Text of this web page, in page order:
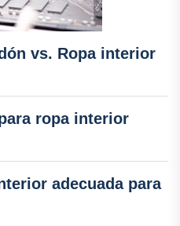
vs. Ropa interior
ropa interior
adecuada para